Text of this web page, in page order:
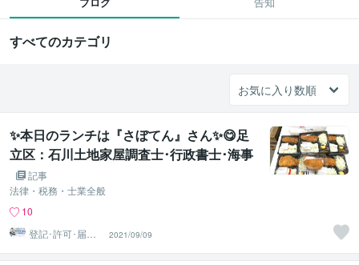
すべてのカテゴリ
✨本日のランチは『さぼてん』さん✨😋足
立区：石川土地家屋調査士･行政書士･海事
代理士事務所：足立区西新井：登記測量・
図面作成
記事
法律・税務・士業全般
10
登記･許可･届
出、各種図面作
成
2021/09/09